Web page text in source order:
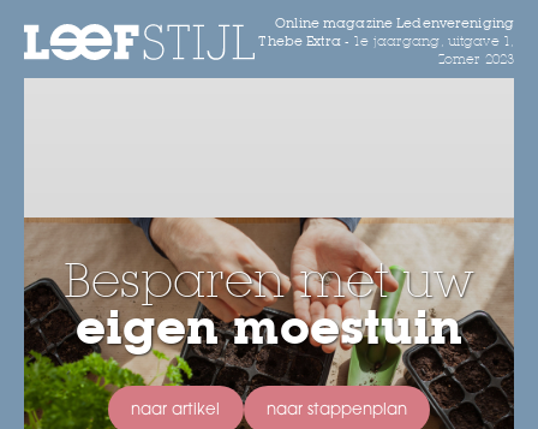
Online magazine Ledenvereniging
Thebe Extra -
1e jaargang, uitgave 1,
Zomer 2023
Besparen met uw
eigen moestuin
naar artikel naar stappenplan